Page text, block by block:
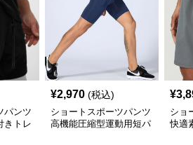
パンツ
きトレ
¥2,970 (税込)
ショートスポーツパンツ
高機能圧縮型運動用短パ
¥
ショ
快適